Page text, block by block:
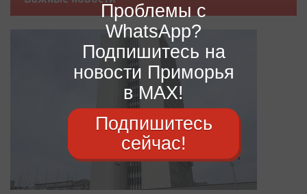
Проблемы с
WhatsApp?
Подпишитесь на
новости Приморья
в MAX!
Подпишитесь
сейчас!